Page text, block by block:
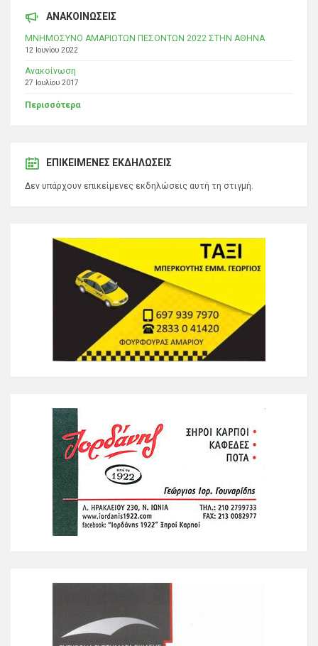
ΑΝΑΚΟΙΝΩΣΕΙΣ
ΜΝΗΜΟΣΥΝΟ ΑΜΑΡΙΩΤΩΝ ΠΕΣΟΝΤΩΝ 2022 ΣΤΗΝ ΑΘΗΝΑ
12 Ιουνίου 2022
Ανακοίνωση
27 Ιουλίου 2017
Περισσότερα
ΕΠΙΚΕΊΜΕΝΕΣ ΕΚΔΗΛΏΣΕΙΣ
Δεν υπάρχουν επικείμενες εκδηλώσεις αυτή τη στιγμή.